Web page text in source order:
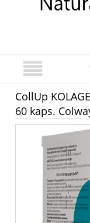
CollUp
60 kaps.